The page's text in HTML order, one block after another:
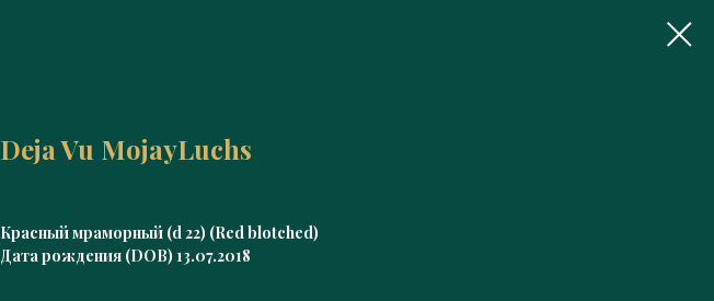
Deja Vu MojayLuchs
Красный мраморный (d 22) (Red blotched)
Дата рождения (DOB) 13.07.2018